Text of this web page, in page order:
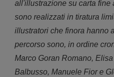
all'illustrazione su carta fine
sono realizzati in tiratura
illustratori che finora hanno
percorso sono, in ordine
Marco Goran Romano,
Balbusso, Manuele Fior e